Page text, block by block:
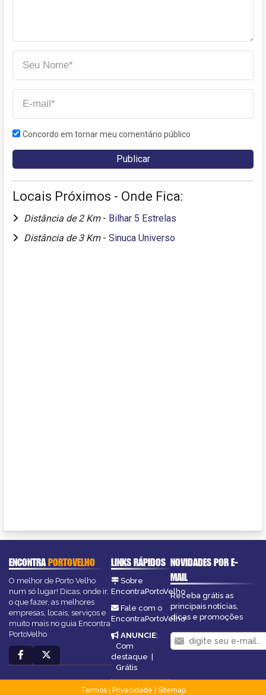
Concordo em tornar meu comentário público
Locais Próximos - Onde Fica:
Distância de 2 Km - Bilhar 5 Estrelas
Distância de 3 Km - Sinuca Universo
ENCONTRAPORTOVELHO
O melhor de Porto Velho
num só lugar! Dicas, onde ir,
o que fazer, as melhores
empresas, locais, serviços e
muito mais no guia Encontra
PortoVelho
LINKS RÁPIDOS
Sobre
EncontraPortoVelho
Fale com o
EncontraPortoVelho
ANUNCIE:
Com
destaque |
Grátis
NOVIDADES POR E-
MAIL
Receba grátis as
principais notícias,
dicas e promoções
Termos| Privacidade
Sitemap